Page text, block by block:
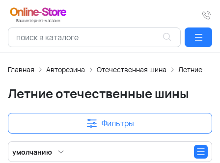
Ваш интернет-магазин
Главная Авторезина Отечественная шина Летние
Летние отечественные шины
Фильтры
умолчанию